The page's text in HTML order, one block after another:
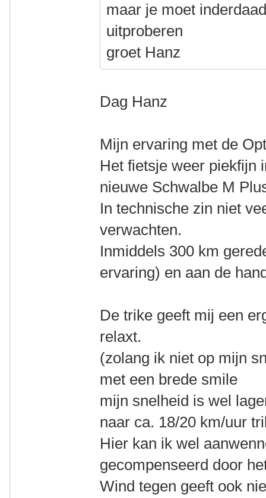
maar je moet
uitproberen
groet Hanz
Dag Hanz
Mijn ervaring met de
Het fietsje weer piekfijn
nieuwe Schwalbe M
In technische zin niet
verwachten.
Inmiddels 300 km
ervaring) en aan de
De trike geeft mij een
relaxt.
(zolang ik niet op mijn
met een brede smile
mijn snelheid is wel
naar ca. 18/20 km/uur
Hier kan ik wel
gecompenseerd door
Wind tegen geeft ook